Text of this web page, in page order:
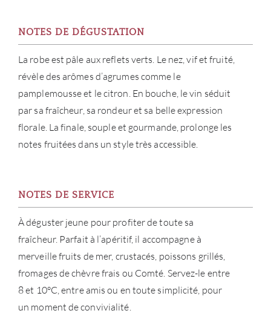
NOTES DE DÉGUSTATION
La robe est pâle aux reflets verts. Le nez, vif et fruité,
révèle des arômes d’agrumes comme le
pamplemousse et le citron. En bouche, le vin séduit
par sa fraîcheur, sa rondeur et sa belle expression
florale. La finale, souple et gourmande, prolonge les
notes fruitées dans un style très accessible.
NOTES DE SERVICE
À déguster jeune pour profiter de toute sa
fraîcheur. Parfait à l’apéritif, il accompagne à
merveille fruits de mer, crustacés, poissons grillés,
fromages de chèvre frais ou Comté. Servez-le entre
8 et 10°C, entre amis ou en toute simplicité, pour
un moment de convivialité.